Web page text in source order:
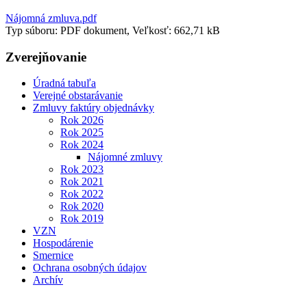
Nájomná zmluva.pdf
Typ súboru: PDF dokument, Veľkosť: 662,71 kB
Zverejňovanie
Úradná tabuľa
Verejné obstarávanie
Zmluvy faktúry objednávky
Rok 2026
Rok 2025
Rok 2024
Nájomné zmluvy
Rok 2023
Rok 2021
Rok 2022
Rok 2020
Rok 2019
VZN
Hospodárenie
Smernice
Ochrana osobných údajov
Archív